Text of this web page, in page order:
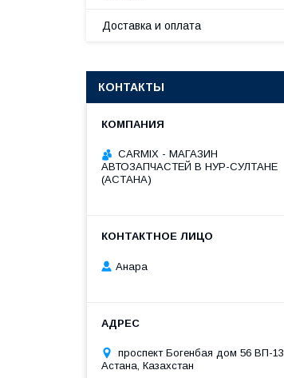
Доставка и оплата
КОНТАКТЫ
СARMIX - МАГАЗИН
АВТОЗАПЧАСТЕЙ В НУР-СУЛТАНЕ
(АСТАНА)
Анара
проспект Богенбая дом 56 ВП-13,
Астана, Казахстан